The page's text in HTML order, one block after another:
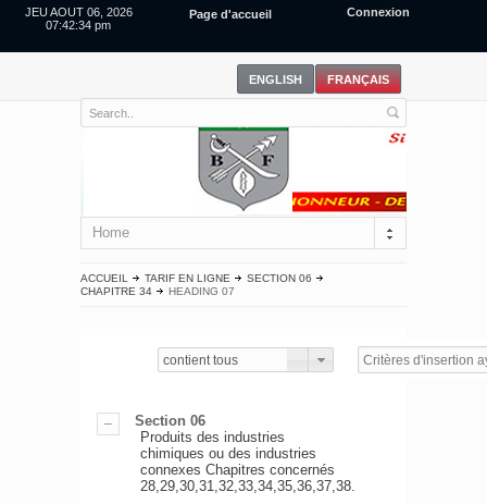
JEU AOUT 06, 2026
07:42:34 pm
Page d'accueil Connexion
Home
ACCUEIL TARIF EN LIGNE
SECTION 06
CHAPITRE 34
HEADING 07
contient tous
Section 06
Produits des industries
chimiques ou des industries
connexes Chapitres concernés
28,29,30,31,32,33,34,35,36,37,38.